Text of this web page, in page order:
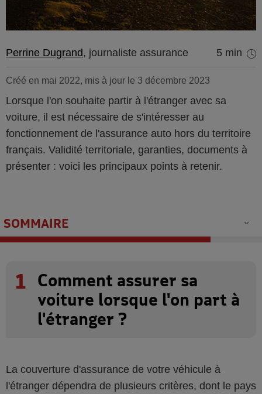
Perrine Dugrand, journaliste assurance 5 min
Créé en mai 2022, mis à jour le 3 décembre 2023
Lorsque l'on souhaite partir à l'étranger avec sa
voiture, il est nécessaire de s'intéresser au
fonctionnement de l'assurance auto hors du territoire
français. Validité territoriale, garanties, documents à
présenter : voici les principaux points à retenir.
SOMMAIRE
1
Comment assurer sa
voiture lorsque l'on part à
l'étranger ?
La couverture d'assurance de votre véhicule à
l'étranger dépendra de plusieurs critères, dont le pays